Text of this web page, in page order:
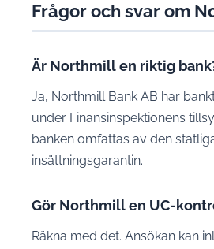
Frågor och svar om
Är Northmill en riktig
Ja, Northmill Bank AB har
under Finansinspektionens
banken omfattas av den
insättningsgarantin.
Gör Northmill en UC-
Räkna med det. Ansökan kan